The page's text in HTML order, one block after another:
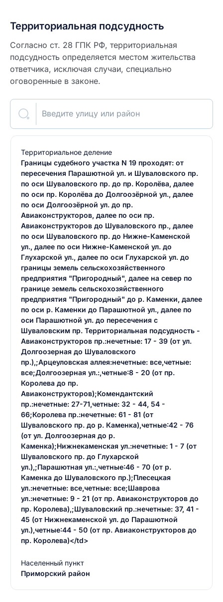
Территориальная подсудность
Согласно ст. 28 ГПК РФ, территориальная
подсудность определяется местом жительства
ответчика, исключая случаи, специально
оговоренные в законе.
Введите улицу или район
Территориальное деление
Границы судебного участка N 19 проходят: от
пересечения Парашютной ул. и Шуваловского пр.
по оси Шуваловского пр. до пр. Королёва, далее
по оси пр. Королёва до Долгоозёрной ул., далее
по оси Долгоозёрной ул. до пр.
Авиаконструкторов, далее по оси пр.
Авиаконструкторов до Шуваловского пр., далее
по оси Шуваловского пр. до Нижне-Каменской
ул., далее по оси Нижне-Каменской ул. до
Глухарской ул., далее по оси Глухарской ул. до
границы земель сельскохозяйственного
предприятия "Пригородный", далее на север по
границе земель сельскохозяйственного
предприятия "Пригородный" до р. Каменки, далее
по оси р. Каменки до Парашютной ул., далее по
оси Парашютной ул. до пересечения с
Шуваловским пр. Территориальная подсудность -
Авиаконструкторов пр.:нечетные: 17 - 39 (от ул.
Долгоозерная до Шуваловского
пр.),;Арцеуловская аллея:нечетные: все,четные:
все;Долгоозерная ул.:,четные:8 - 20 (от пр.
Королева до пр.
Авиаконструкторов);Комендантский
пр.:нечетные: 27-71,четные: 32 - 44, 54 -
66;Королева пр.:нечетные: 61 - 81 (от
Шуваловского пр. до р. Каменка),четные:42 - 76
(от ул. Долгоозерная до р.
Каменка);Нижнекаменская ул.:нечетные: 1 - 7 (от
Шуваловского пр. до Глухарской
ул.),;Парашютная ул.:,четные:46 - 70 (от р.
Каменка до Шуваловского пр.);Плесецкая
ул.:нечетные: все,четные: все;Шаврова
ул.:нечетные: 9 - 21 (от пр. Авиаконструкторов до
пр. Королева),;Шуваловский пр.:нечетные: 37, 41 -
45 (от Нижнекаменской ул. до Парашютной
ул.),четные:44 - 50 (от пр. Авиаконструкторов до
пр. Королева)</td>
Населенный пункт
Приморский район